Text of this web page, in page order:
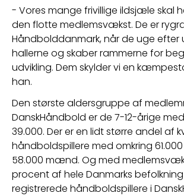
- Vores mange frivillige ildsjæle skal
den flotte medlemsvækst. De er
Håndbolddanmark, når de uge efter
hallerne og skaber rammerne for
udvikling. Dem skylder vi en
han.
Den største aldersgruppe af
DanskHåndbold er de 7-12-årige
39.000. Der er en lidt større andel af
håndboldspillere med omkring
58.000 mænd. Og med
procent af hele Danmarks
registrerede håndboldspillere i